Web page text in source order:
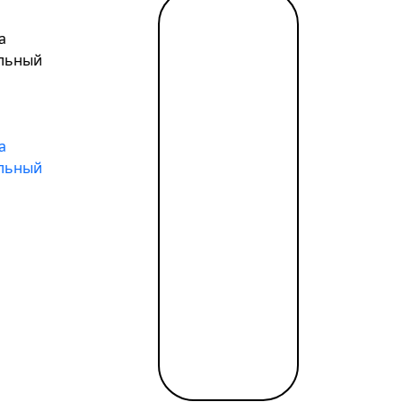
Поэтому говорят, что это – прообраз
/ SWIFT, выгодный обмен, удалённое открытие за
сначала просто «умных» телефонов, а позже
почте.
областях повседневной жизни. Это чтение
видеоклипов и, конечно же,
коммерции, о чем Bilderlings Pay писал
и бурно развивается, говорят такие цифры.
вырастет до $166 млрд., что составит
аналитическая компания выполнила